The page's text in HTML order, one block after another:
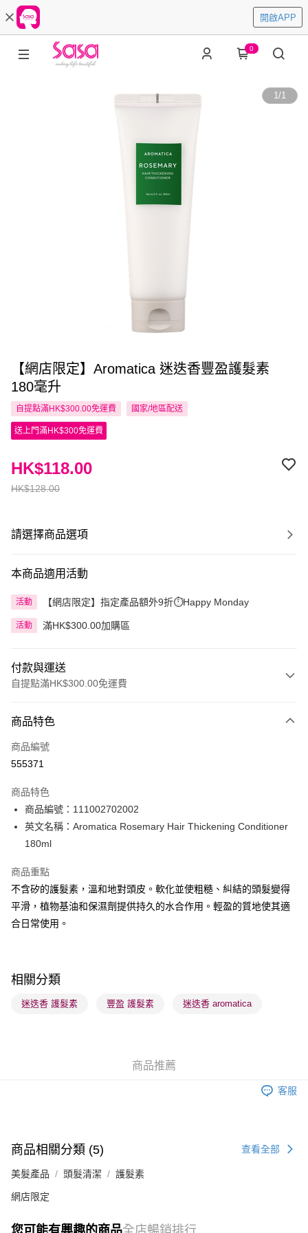
開啟APP
0
1/1
【網店限定】Aromatica 迷迭香豐盈護髮素
180毫升
自提點滿HK$300.00免運費 國家/地區配送
送上門滿HK$300免運費
HK$128.00
HK$118.00
請選擇商品選項
本商品適用活動
活動 【網店限定】指定產品額外9折⏱️Happy Monday
活動 滿HK$300.00加購區
付款與運送
自提點滿HK$300.00免運費
信用卡
Apple Pay
PayMe
WeChat Pay
送貨方式
順豐自助櫃 - 確認發貨後1-3個工作天送達
每筆HK$65.00，滿HK$300.00或以上免運費
每筆HK$65.00，滿HK$300.00或以上免運費
確認發貨後1-3 工作天送達，訂單將隨機分配至SF順豐速運或京東
(香港門市) 只顯示可選門市。確認發貨後2-5個工作天到店，3天內
取。逾期會取消訂單，並不會安排重寄
每筆HK$20.00，滿HK$100.00或以上免運費
商品特色
商品編號
555371
商品特色
商品編號：111002702002
英文名稱：Aromatica Rosemary Hair Thickening Conditioner
180ml
商品重點
不含矽的護髮素，溫和地對頭皮。軟化並使粗糙、糾結的頭髮變得
平滑，植物基油和保濕劑提供持久的水合作用。輕盈的質地使其適
合日常使用。
相關分類
迷迭香 護髮素 豐盈 護髮素 迷迭香 aromatica
商品推薦
客服
商品相關分類 (5) 查看全部
美髮產品 頭髮清潔 護髮素
網店限定
您可能有興趣的商品全店暢銷排行